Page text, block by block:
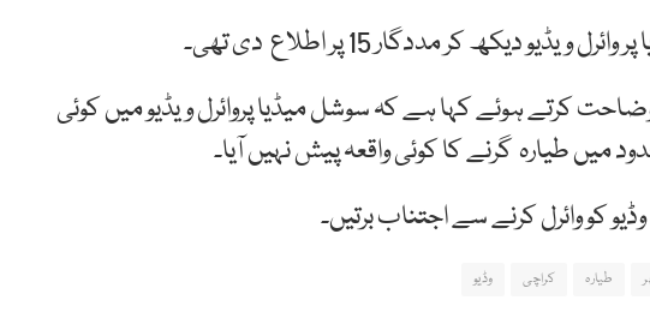
دیکھ کر مددگار 15 پر اطلاع دی تھی۔
کرتے ہوئے کہا ہے کہ سوشل میڈیا پروائرل ویڈیو میں کوئی
طیارہ گرنے کا کوئی واقعہ پیش نہیں آیا۔
کو وائرل کرنے سے اجتناب برتیں۔
طیارہ کراچی وڈیو